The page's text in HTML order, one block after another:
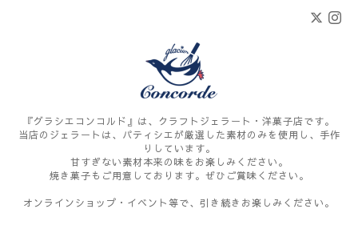
『グラシエコンコルド』は、クラフトジェラート・洋菓子店です。
当店のジェラートは、パティシエが厳選した素材のみを使用し、手作
りしています。
甘すぎない素材本来の味をお楽しみください。
焼き菓子もご用意しております。ぜひご賞味ください。
オンラインショップ・イベント等で、引き続きお楽しみください。